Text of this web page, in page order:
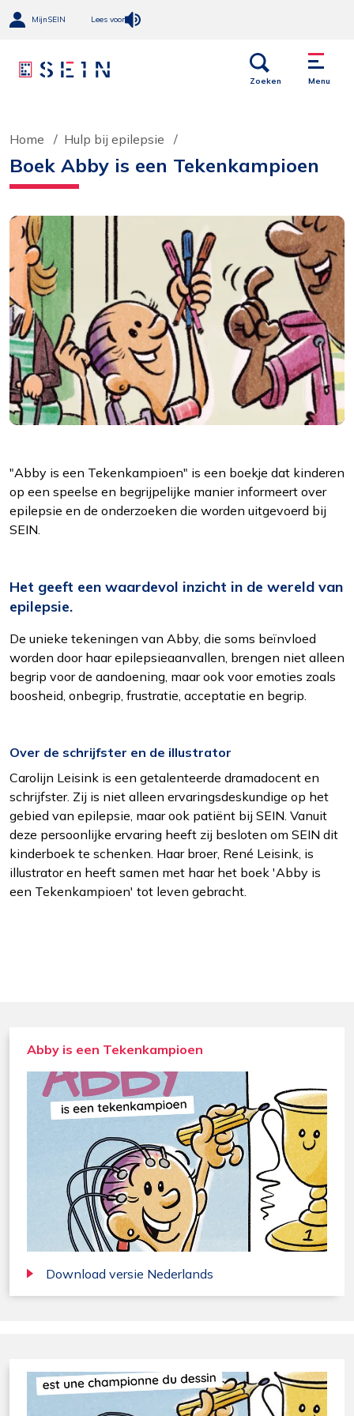
Statistieken
Ook de cookies plaatsen die nodig zijn om te
zien of wij de juiste doelgroep bereiken.
Interesses
Om het gebruik van de website af te
stemmen op uw wensen en interesses.
Open
Zoeken
Menu
links
Menu
MijnSEIN Lees voor
Home Hulp bij epilepsie
Boek Abby is een Tekenkampioen
"Abby is een Tekenkampioen" is een boekje dat kinderen
op een speelse en begrijpelijke manier informeert over
epilepsie en de onderzoeken die worden uitgevoerd bij
SEIN.
Het geeft een waardevol inzicht in de wereld van
epilepsie.
De unieke tekeningen van Abby, die soms beïnvloed
worden door haar epilepsieaanvallen, brengen niet alleen
begrip voor de aandoening, maar ook voor emoties zoals
boosheid, onbegrip, frustratie, acceptatie en begrip.
Over de schrijfster en de illustrator
Carolijn Leisink is een getalenteerde dramadocent en
schrijfster. Zij is niet alleen ervaringsdeskundige op het
gebied van epilepsie, maar ook patiënt bij SEIN. Vanuit
deze persoonlijke ervaring heeft zij besloten om SEIN dit
kinderboek te schenken. Haar broer, René Leisink, is
illustrator en heeft samen met haar het boek 'Abby is
een Tekenkampioen' tot leven gebracht.
Abby is een Tekenkampioen
Download versie Nederlands